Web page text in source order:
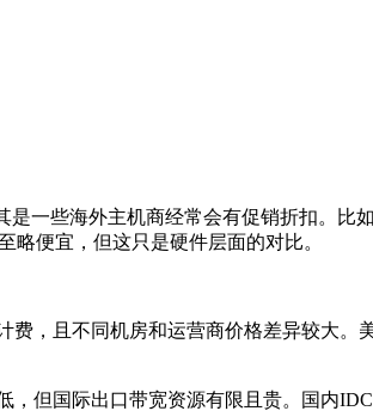
些海外主机商经常会有促销折扣。比
略便宜，但这只是硬件层面的对比。
且不同机房和运营商价格差异较大。
国际出口带宽资源有限且贵。国内